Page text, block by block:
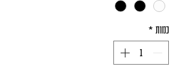
כמות *